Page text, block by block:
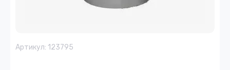
Артикул: 123795